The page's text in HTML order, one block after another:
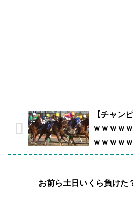
【チャン
ｗｗｗｗ
ｗｗｗｗ
ｗｗ
お前ら土日いくら負けた